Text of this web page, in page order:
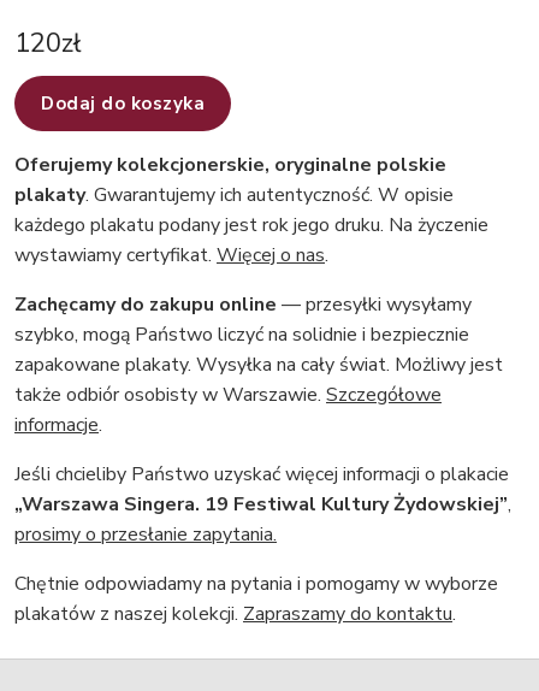
120zł
Dodaj do koszyka
Oferujemy kolekcjonerskie, oryginalne polskie
plakaty. Gwarantujemy ich autentyczność. W opisie
każdego plakatu podany jest rok jego druku. Na życzenie
wystawiamy certyfikat. Więcej o nas.
Zachęcamy do zakupu online — przesyłki wysyłamy
szybko, mogą Państwo liczyć na solidnie i bezpiecznie
zapakowane plakaty. Wysyłka na cały świat. Możliwy jest
także odbiór osobisty w Warszawie. Szczegółowe
informacje.
Jeśli chcieliby Państwo uzyskać więcej informacji o plakacie
„Warszawa Singera. 19 Festiwal Kultury Żydowskiej”,
prosimy o przesłanie zapytania.
Chętnie odpowiadamy na pytania i pomogamy w wyborze
plakatów z naszej kolekcji. Zapraszamy do kontaktu.